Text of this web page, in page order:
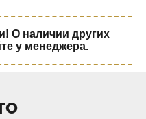
О наличии других
у менеджера.